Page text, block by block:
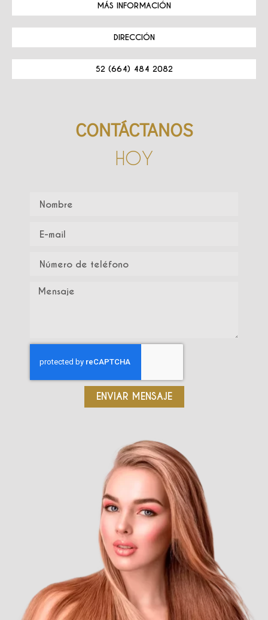
MÁS INFORMACIÓN
DIRECCIÓN
52 (664) 484 2082
CONTÁCTANOS
HOY
ENVIAR MENSAJE